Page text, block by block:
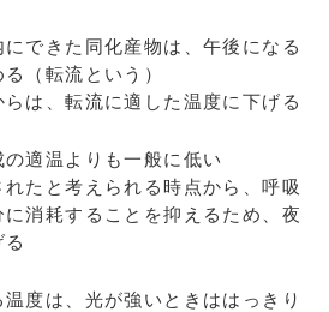
にできた同化産物は、午後になる
（転流という）
らは、転流に適した温度に下げる
の適温よりも一般に低い
れたと考えられる時点から、呼吸
消耗することを抑えるため、夜
温度は、光が強いときははっきり